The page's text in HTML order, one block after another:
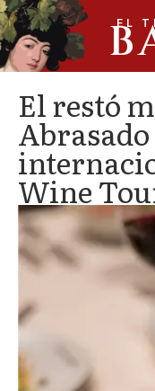
EL
El restó
Wine